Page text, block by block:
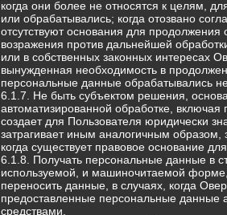
когда они более не относятся к целям,
или обрабатывались; когда отозвано
отсутствуют основания для продолжения
возражения против дальнейшей
или в собственных законных интересах
вынужденная необходимость в
персональные данные обрабатывались
6.1.7. Не быть субъектом решения,
автоматизированной обработке,
создает для Пользователя юридически
затрагивает иным аналогичным образом,
когда существует правовое основание
6.1.8. Получать персональные данные в
используемой, и машиночитаемой
переносить данные, в случаях, когда
предоставленные персональные данные
средствами.